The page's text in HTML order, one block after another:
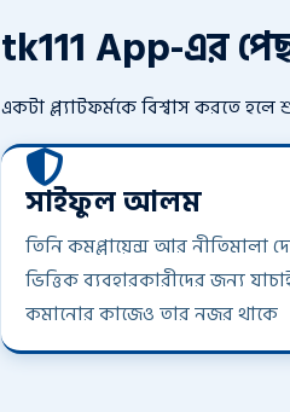
tk111 App-এর
একটা প্ল্যাটফর্মকে বিশ্বাস করতে
সাইফুল আলম
তিনি কমপ্লায়েন্স আর নীতিমালা
ভিত্তিক ব্যবহারকারীদের জন্য
কমানোর কাজেও তার নজর থাকে